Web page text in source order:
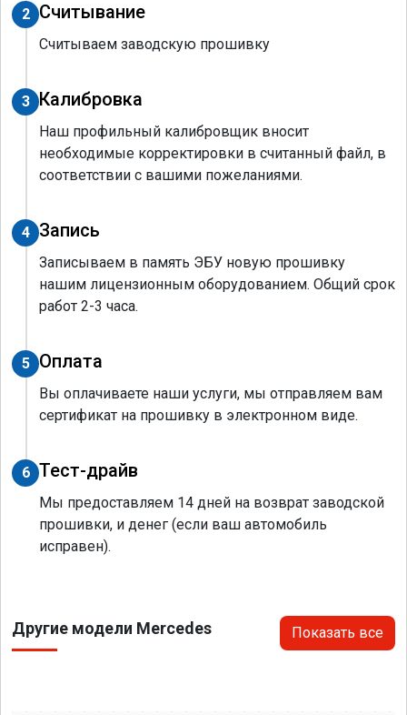
2 Считывание
Считываем заводскую прошивку
3 Калибровка
Наш профильный калибровщик вносит
необходимые корректировки в считанный файл, в
соответствии с вашими пожеланиями.
4 Запись
Записываем в память ЭБУ новую прошивку
нашим лицензионным оборудованием. Общий срок
работ 2-3 часа.
5 Оплата
Вы оплачиваете наши услуги, мы отправляем вам
сертификат на прошивку в электронном виде.
6 Тест-драйв
Мы предоставляем 14 дней на возврат заводской
прошивки, и денег (если ваш автомобиль
исправен).
Другие модели Mercedes Показать все